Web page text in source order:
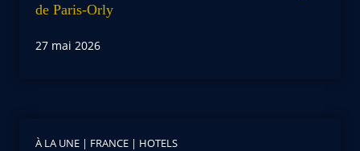
de Paris-Orly
27 mai 2026
À LA UNE | FRANCE | HOTELS